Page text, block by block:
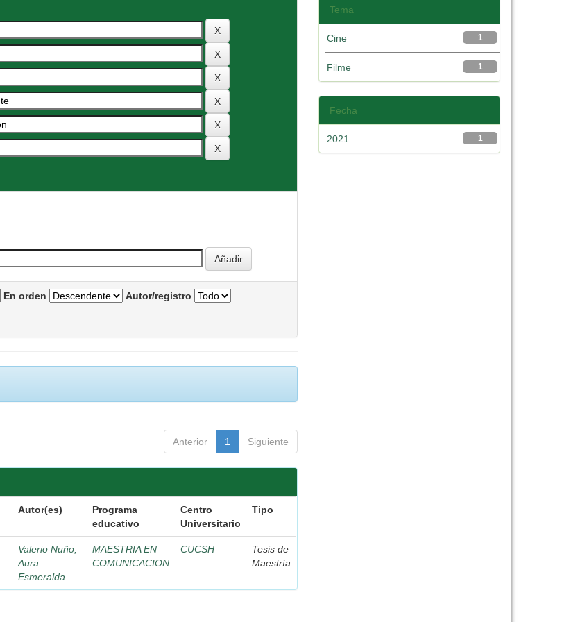
En orden Autor/registro
Anterior 1 Siguiente
Autor(es)
Programa
educativo
Centro
Universitario
Tipo
Valerio Nuño,
Aura
Esmeralda
MAESTRIA EN
COMUNICACION
CUCSH
Tesis de
Maestría
Tema
1
Cine
1
Filme
Fecha
1
2021